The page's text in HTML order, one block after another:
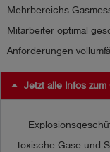
Mehrbereichs-
Mitarbeiter optimal
Anforderungen
Jetzt alle Infos
toxische Gase und